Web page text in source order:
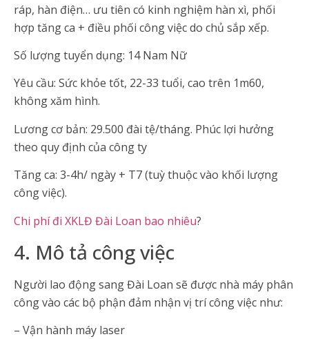
ráp, hàn điện… ưu tiên có kinh nghiệm hàn xì, phối
hợp tăng ca + điều phối công việc do chủ sắp xếp.
Số lượng tuyển dụng: 14 Nam Nữ
Yêu cầu: Sức khỏe tốt, 22-33 tuổi, cao trên 1m60,
không xăm hình.
Lương cơ bản: 29.500 đài tệ/tháng. Phúc lợi hưởng
theo quy định của công ty
Tăng ca: 3-4h/ ngày + T7 (tuỳ thuộc vào khối lượng
công việc).
Chi phí đi XKLĐ Đài Loan bao nhiêu?
4. Mô tả công việc
Người lao động sang Đài Loan sẽ được nhà máy phân
công vào các bộ phận đảm nhận vị trí công việc như:
– Vận hành máy laser